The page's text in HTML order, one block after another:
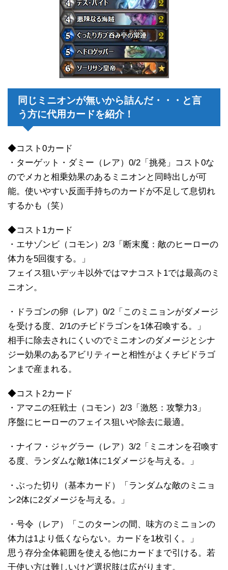
同じミニオンが無いから詰んだ・・・と言
う方に代用カードを紹介！
◆コスト0カード
・ターゲット・ダミー（レア）0/2「挑発」コスト0な
のでメカと相乗効果のあるミニオンと同時出しが可
能。使いやすい反面手持ちのカードが不足して息切れ
するかも（笑）
◆コスト1カード
・エサゾンビ（コモン）2/3「断末魔：敵のヒーローの
体力を5回復する。」
フェイス狙いデッキ以外ではマナコスト1では最高のミ
ニオン。
・ドラゴンの卵（レア）0/2「このミニョンがダメージ
を受ける度、2/1のチビドラゴンを1体召喚する。」
相手に除去されにくいのでミニオンのダメージとシナ
ジー効果のあるアビリティーと相性がよくチビドラゴ
ンまで産まれる。
◆コスト2カード
・アマニの狂戦士（コモン）2/3「激怒：攻撃力3」
序盤にヒーローのフェイス狙いや除去に最適。
・ナイフ・ジャグラー（レア）3/2「ミニオンを召喚す
る度、ランダムな敵1体に1ダメージを与える。」
・ぶった切り（基本カード）「ランダムな敵のミニョ
ン2体に2ダメージを与える。」
・号令（レア）「このターンの間、味方のミニョンの
体力は1より低くならない。カードを1枚引く。」
思う存分全体範囲を使える他にカードまで引ける。若
干使い方は難しいけど選択肢は広がります。